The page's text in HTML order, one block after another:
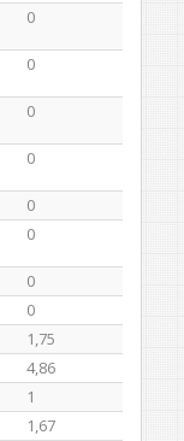
0
0
0
0
0
0
0
0
1,75
4,86
1
1,67